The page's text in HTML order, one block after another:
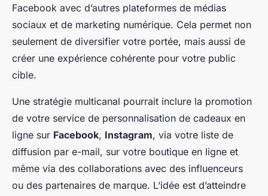
Facebook avec d’autres plateformes de médias
sociaux et de marketing numérique. Cela permet non
seulement de diversifier votre portée, mais aussi de
créer une expérience cohérente pour votre public
cible.
Une stratégie multicanal pourrait inclure la promotion
de votre service de personnalisation de cadeaux en
ligne sur Facebook, Instagram, via votre liste de
diffusion par e-mail, sur votre boutique en ligne et
même via des collaborations avec des influenceurs
ou des partenaires de marque. L’idée est d’atteindre